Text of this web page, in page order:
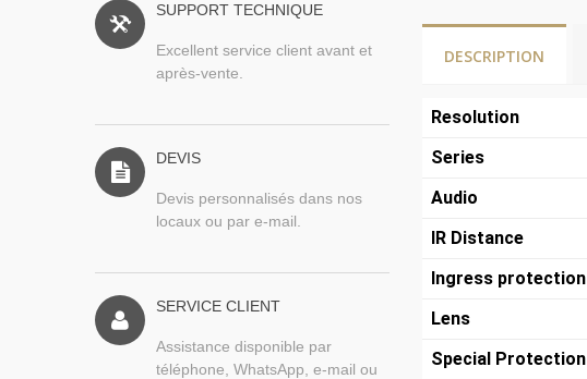
SUPPORT TECHNIQUE
Excellent service client avant et
après-vente.
DEVIS
Devis personnalisés dans nos
locaux ou par e-mail.
SERVICE CLIENT
Assistance disponible par
téléphone, WhatsApp, e-mail ou
DESCRIPTION
Resolution
Series
Audio
IR Distance
Ingress protection
Lens
Special Protection